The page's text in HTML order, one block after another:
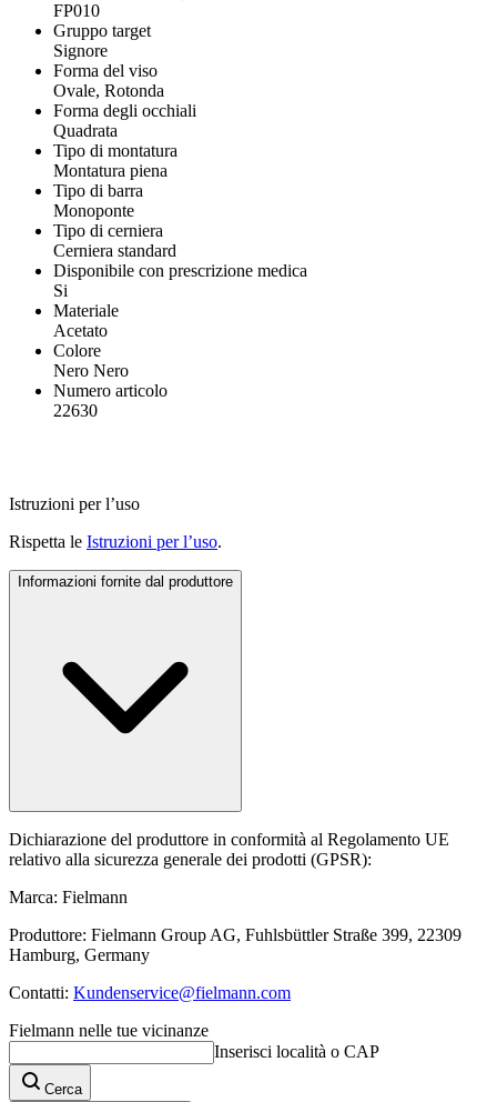
FP010
Gruppo target
Signore
Forma del viso
Ovale, Rotonda
Forma degli occhiali
Quadrata
Tipo di montatura
Montatura piena
Tipo di barra
Monoponte
Tipo di cerniera
Cerniera standard
Disponibile con prescrizione medica
Si
Materiale
Acetato
Colore
Nero Nero
Numero articolo
22630
Istruzioni per l’uso
Rispetta le Istruzioni per l’uso.
Informazioni fornite dal produttore
Dichiarazione del produttore in conformità al Regolamento UE
relativo alla sicurezza generale dei prodotti (GPSR):
Marca: Fielmann
Produttore: Fielmann Group AG, Fuhlsbüttler Straße 399, 22309
Hamburg, Germany
Contatti: Kundenservice@fielmann.com
Fielmann nelle tue vicinanze
Inserisci località o CAP
Cerca